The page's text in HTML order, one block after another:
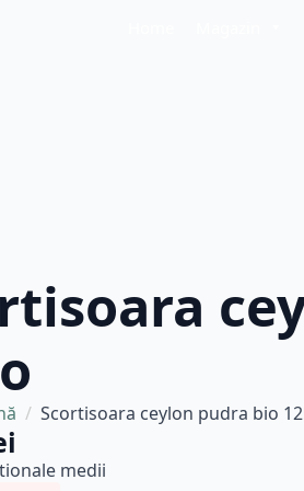
Scortisoara ceylon pudra bio
medii